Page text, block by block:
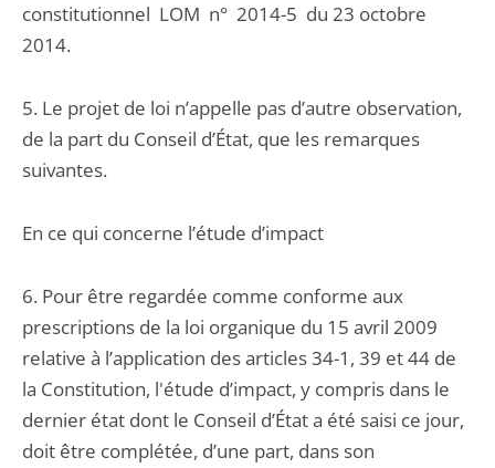
constitutionnel LOM n° 2014-5 du 23 octobre
2014.
5. Le projet de loi n’appelle pas d’autre observation,
de la part du Conseil d’État, que les remarques
suivantes.
En ce qui concerne l’étude d’impact
6. Pour être regardée comme conforme aux
prescriptions de la loi organique du 15 avril 2009
relative à l’application des articles 34-1, 39 et 44 de
la Constitution, l'étude d’impact, y compris dans le
dernier état dont le Conseil d’État a été saisi ce jour,
doit être complétée, d’une part, dans son